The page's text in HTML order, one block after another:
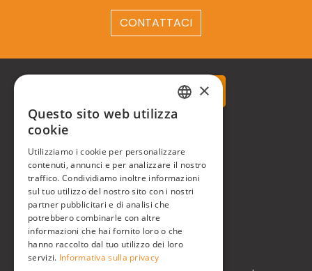
CONTATTACI
P.zzale Arduino, 11 - Milano (MI)
Phone+39 0248519908
E-mail info@realtimegroup.it
P. IVA / C.F. 02794870960
×
Questo sito web utilizza
cookie
Utilizziamo i cookie per personalizzare
contenuti, annunci e per analizzare il nostro
traffico. Condividiamo inoltre informazioni
sul tuo utilizzo del nostro sito con i nostri
partner pubblicitari e di analisi che
potrebbero combinarle con altre
informazioni che hai fornito loro o che
hanno raccolto dal tuo utilizzo dei loro
servizi. Informativa sulla privacy